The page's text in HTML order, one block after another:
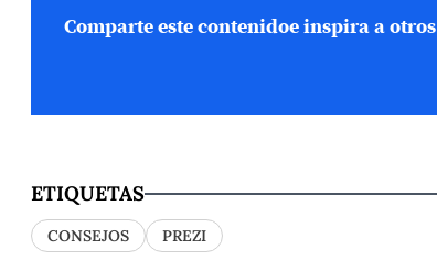
Comparte este contenidoe inspira a otros
ETIQUETAS
CONSEJOS PREZI